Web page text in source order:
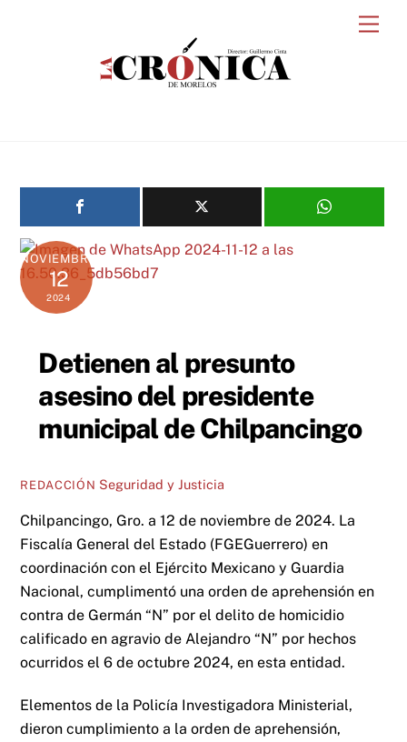
NOVIEMBRE
12
2024
Detienen al presunto
asesino del presidente
municipal de Chilpancingo
REDACCIÓN Seguridad y Justicia
Chilpancingo, Gro. a 12 de noviembre de 2024. La
Fiscalía General del Estado (FGEGuerrero) en
coordinación con el Ejército Mexicano y Guardia
Nacional, cumplimentó una orden de aprehensión en
contra de Germán “N” por el delito de homicidio
calificado en agravio de Alejandro “N” por hechos
ocurridos el 6 de octubre 2024, en esta entidad.
Elementos de la Policía Investigadora Ministerial,
dieron cumplimiento a la orden de aprehensión,